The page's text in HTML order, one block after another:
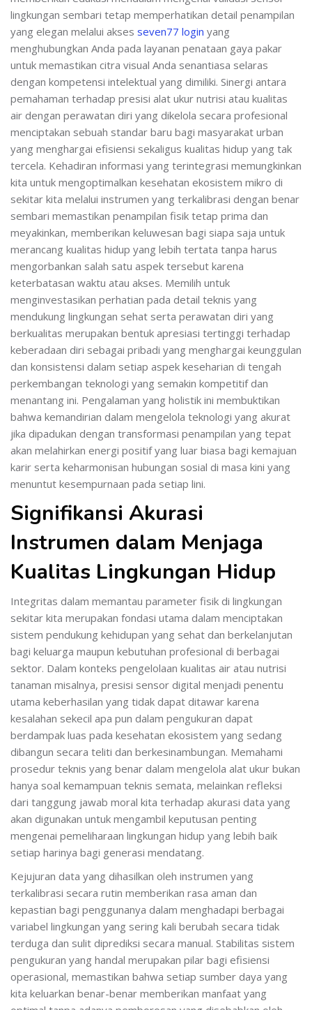
lingkungan sembari tetap memperhatikan detail penampilan
yang elegan melalui akses seven77 login yang
menghubungkan Anda pada layanan penataan gaya pakar
untuk memastikan citra visual Anda senantiasa selaras
dengan kompetensi intelektual yang dimiliki. Sinergi antara
pemahaman terhadap presisi alat ukur nutrisi atau kualitas
air dengan perawatan diri yang dikelola secara profesional
menciptakan sebuah standar baru bagi masyarakat urban
yang menghargai efisiensi sekaligus kualitas hidup yang tak
tercela. Kehadiran informasi yang terintegrasi memungkinkan
kita untuk mengoptimalkan kesehatan ekosistem mikro di
sekitar kita melalui instrumen yang terkalibrasi dengan benar
sembari memastikan penampilan fisik tetap prima dan
meyakinkan, memberikan keluwesan bagi siapa saja untuk
merancang kualitas hidup yang lebih tertata tanpa harus
mengorbankan salah satu aspek tersebut karena
keterbatasan waktu atau akses. Memilih untuk
menginvestasikan perhatian pada detail teknis yang
mendukung lingkungan sehat serta perawatan diri yang
berkualitas merupakan bentuk apresiasi tertinggi terhadap
keberadaan diri sebagai pribadi yang menghargai keunggulan
dan konsistensi dalam setiap aspek keseharian di tengah
perkembangan teknologi yang semakin kompetitif dan
menantang ini. Pengalaman yang holistik ini membuktikan
bahwa kemandirian dalam mengelola teknologi yang akurat
jika dipadukan dengan transformasi penampilan yang tepat
akan melahirkan energi positif yang luar biasa bagi kemajuan
karir serta keharmonisan hubungan sosial di masa kini yang
menuntut kesempurnaan pada setiap lini.
Signifikansi Akurasi
Instrumen dalam Menjaga
Kualitas Lingkungan Hidup
Integritas dalam memantau parameter fisik di lingkungan
sekitar kita merupakan fondasi utama dalam menciptakan
sistem pendukung kehidupan yang sehat dan berkelanjutan
bagi keluarga maupun kebutuhan profesional di berbagai
sektor. Dalam konteks pengelolaan kualitas air atau nutrisi
tanaman misalnya, presisi sensor digital menjadi penentu
utama keberhasilan yang tidak dapat ditawar karena
kesalahan sekecil apa pun dalam pengukuran dapat
berdampak luas pada kesehatan ekosistem yang sedang
dibangun secara teliti dan berkesinambungan. Memahami
prosedur teknis yang benar dalam mengelola alat ukur bukan
hanya soal kemampuan teknis semata, melainkan refleksi
dari tanggung jawab moral kita terhadap akurasi data yang
akan digunakan untuk mengambil keputusan penting
mengenai pemeliharaan lingkungan hidup yang lebih baik
setiap harinya bagi generasi mendatang.
Kejujuran data yang dihasilkan oleh instrumen yang
terkalibrasi secara rutin memberikan rasa aman dan
kepastian bagi penggunanya dalam menghadapi berbagai
variabel lingkungan yang sering kali berubah secara tidak
terduga dan sulit diprediksi secara manual. Stabilitas sistem
pengukuran yang handal merupakan pilar bagi efisiensi
operasional, memastikan bahwa setiap sumber daya yang
kita keluarkan benar-benar memberikan manfaat yang